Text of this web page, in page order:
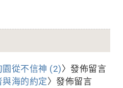
園從不信神 (2)〉發佈留言
海的約定〉發佈留言